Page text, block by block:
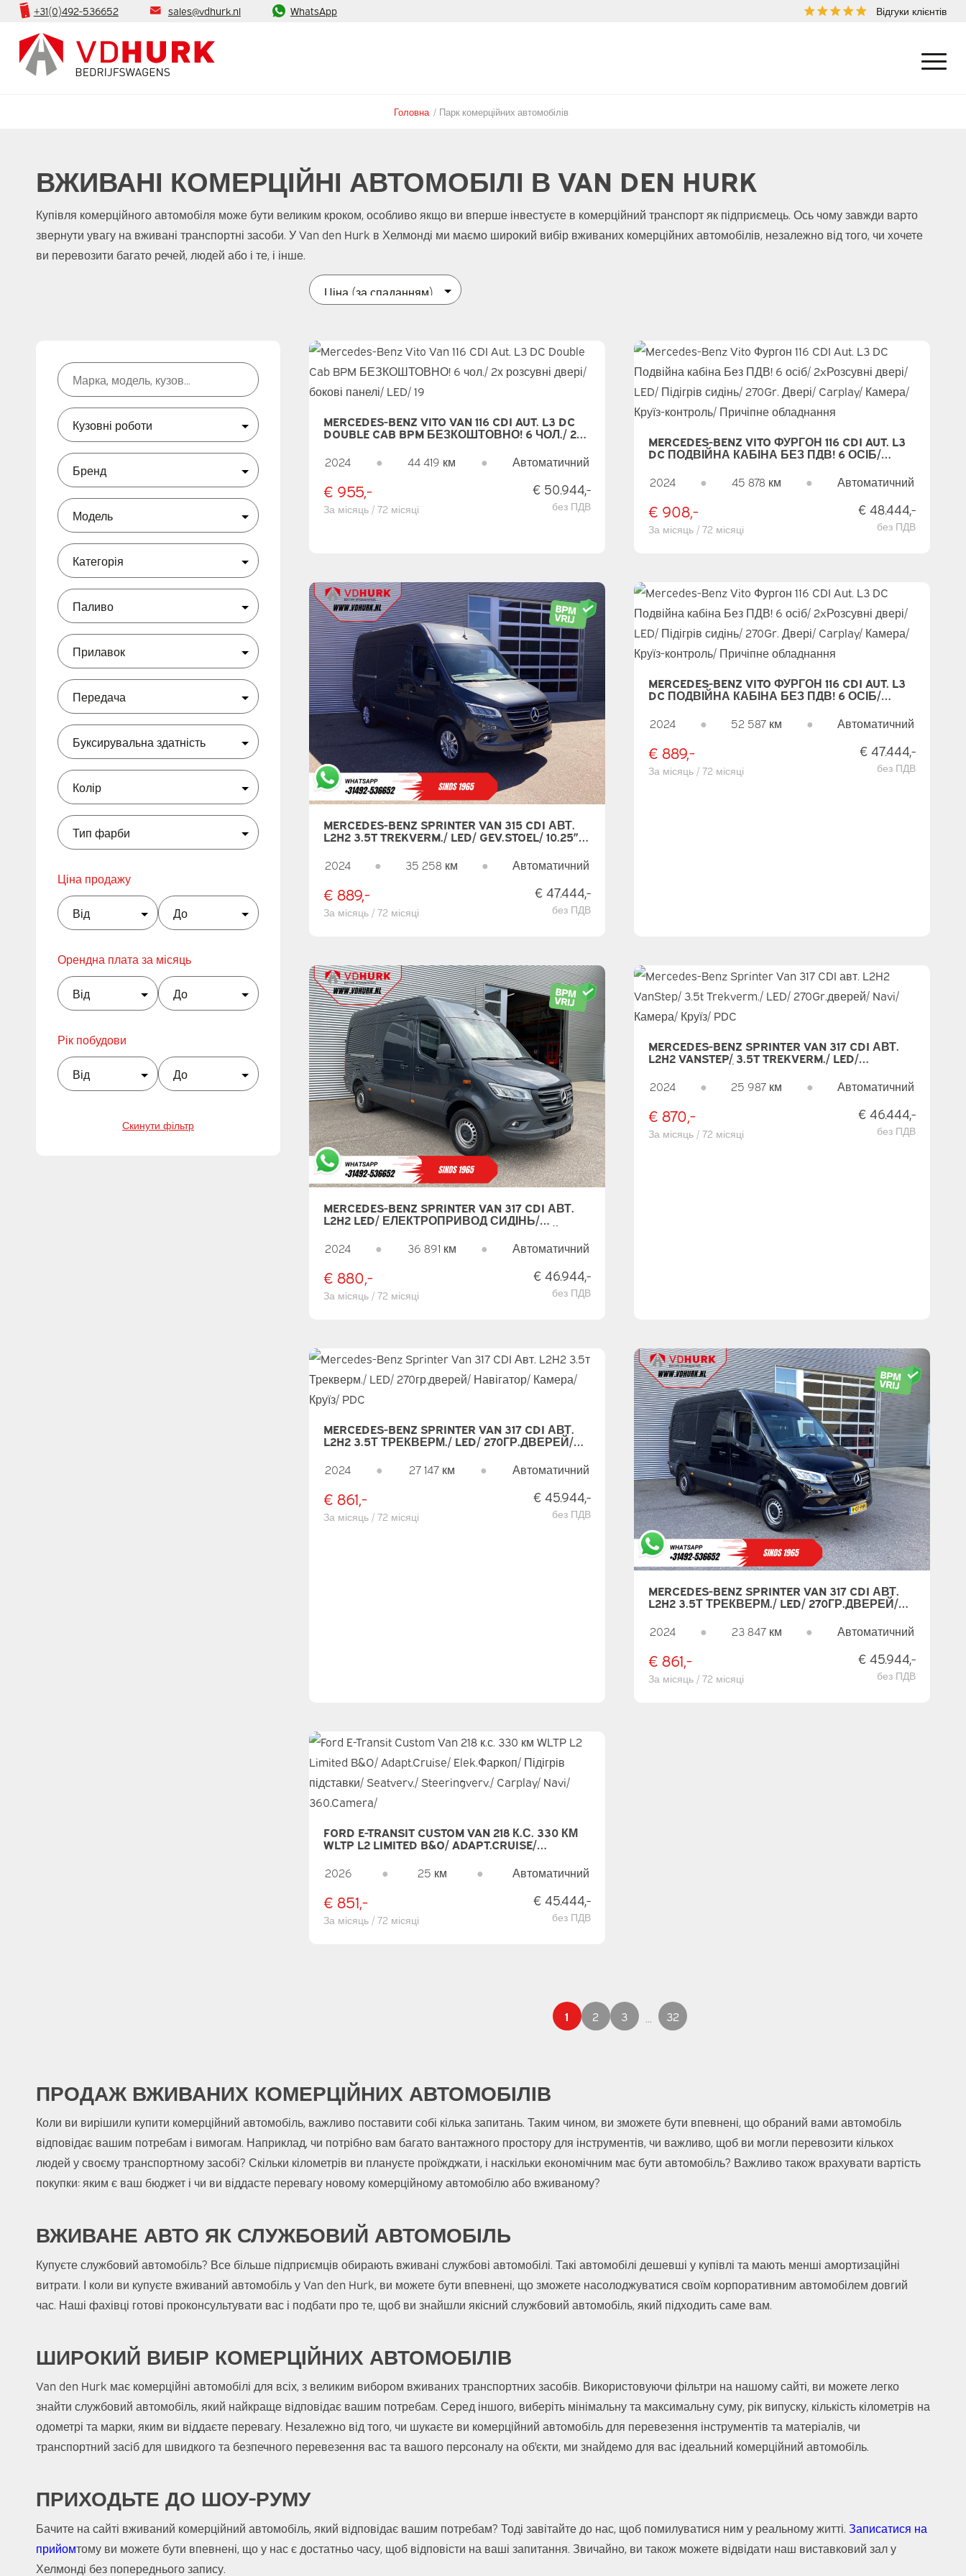
Відгуки клієнтів
+31(0)492-536652 sales@vdhurk.nl WhatsApp
Головна / Парк комерційних автомобілів
ВЖИВАНІ КОМЕРЦІЙНІ АВТОМОБІЛІ В VAN DEN HURK
Купівля комерційного автомобіля може бути великим кроком, особливо якщо ви вперше інвестуєте в комерційний транспорт як підприємець. Ось чому завжди варто
звернути увагу на вживані транспортні засоби. У Van den Hurk в Хелмонді ми маємо широкий вибір вживаних комерційних автомобілів, незалежно від того, чи хочете
ви перевозити багато речей, людей або і те, і інше.
Ціна продажу
Орендна плата за місяць
Рік побудови
Скинути фільтр
MERCEDES-BENZ VITO VAN 116 CDI AUT. L3 DC
DOUBLE CAB BPM БЕЗКОШТОВНО! 6 ЧОЛ./ 2Х
РОЗСУВНІ ДВЕРІ/ БІЧНІ ПАНЕЛІ/ LED/ 19" AMG/
СИДІННЯ/ 270ГРН. ДВЕРІ/ CARPLAY/ Ц.З.
2024 ● 44 419 км ● Автоматичний
€ 955,-
За місяць / 72 місяці
€ 50.944,-
без ПДВ
MERCEDES-BENZ VITO ФУРГОН 116 CDI AUT. L3
DC ПОДВІЙНА КАБІНА БЕЗ ПДВ! 6 ОСІБ/
2XРОЗСУВНІ ДВЕРІ/ LED/ ПІДІГРІВ СИДІНЬ/
270GR. ДВЕРІ/ CARPLAY/ КАМЕРА/ КРУЇЗ-
КОНТРОЛЬ/ ПРИЧІПНЕ ОБЛАДНАННЯ
2024 ● 45 878 км ● Автоматичний
€ 908,-
За місяць / 72 місяці
€ 48.444,-
без ПДВ
MERCEDES-BENZ SPRINTER VAN 315 CDI АВТ.
L2H2 3.5T TREKVERM./ LED/ GEV.STOEL/ 10.25”
MBUX/ КЛІМАТ/ STOELVERW./ CARPLAY/ NAVI/
CRUISE/ КАМЕРА/ PDC/ БУКСИРНИЙ ГАК
2024 ● 35 258 км ● Автоматичний
€ 889,-
За місяць / 72 місяці
€ 47.444,-
без ПДВ
MERCEDES-BENZ VITO ФУРГОН 116 CDI AUT. L3
DC ПОДВІЙНА КАБІНА БЕЗ ПДВ! 6 ОСІБ/
2XРОЗСУВНІ ДВЕРІ/ LED/ ПІДІГРІВ СИДІНЬ/
270GR. ДВЕРІ/ CARPLAY/ КАМЕРА/ КРУЇЗ-
КОНТРОЛЬ/ ПРИЧІПНЕ ОБЛАДНАННЯ
2024 ● 52 587 км ● Автоматичний
€ 889,-
За місяць / 72 місяці
€ 47.444,-
без ПДВ
MERCEDES-BENZ SPRINTER VAN 317 CDI АВТ.
L2H2 LED/ ЕЛЕКТРОПРИВОД СИДІНЬ/
РЕГУЛЬОВАНЕ СИДІННЯ/ 270ГР.ДВЕРЕЙ/
НАВІГАТОР/ КАМЕРА/ КРУЇЗ/ КОНДИЦІОНЕР/
ЦЗП
2024 ● 36 891 км ● Автоматичний
€ 880,-
За місяць / 72 місяці
€ 46.944,-
без ПДВ
MERCEDES-BENZ SPRINTER VAN 317 CDI АВТ.
L2H2 VANSTEP/ 3.5T TREKVERM./ LED/
270GR.ДВЕРЕЙ/ NAVI/ КАМЕРА/ КРУЇЗ/ PDC
2024
● 25 987 км ● Автоматичний
€ 870,-
За місяць / 72 місяці
€ 46.444,-
без ПДВ
MERCEDES-BENZ SPRINTER VAN 317 CDI АВТ.
L2H2 3.5Т ТРЕКВЕРМ./ LED/ 270ГР.ДВЕРЕЙ/
НАВІГАТОР/ КАМЕРА/ КРУЇЗ/ PDC
2024
● 27 147 км ● Автоматичний
€ 861,-
За місяць / 72 місяці
€ 45.944,-
без ПДВ
MERCEDES-BENZ SPRINTER VAN 317 CDI АВТ.
L2H2 3.5Т ТРЕКВЕРМ./ LED/ 270ГР.ДВЕРЕЙ/
НАВІГАТОР/ КАМЕРА/ КРУЇЗ/ PDC
2024
● 23 847 км ● Автоматичний
€ 861,-
За місяць / 72 місяці
€ 45.944,-
без ПДВ
FORD E-TRANSIT CUSTOM VAN 218 К.С. 330 КМ
WLTP L2 LIMITED B&O/ ADAPT.CRUISE/
ELEK.ФАРКОП/ ПІДІГРІВ ПІДСТАВКИ/
SEATVERV./ STEERINGVERV./ CARPLAY/ NAVI/
360.CAMERA/
2026 ● 25 км ● Автоматичний
€ 851,-
За місяць / 72 місяці
€ 45.444,-
без ПДВ
1 2 3 ... 32
ПРОДАЖ ВЖИВАНИХ КОМЕРЦІЙНИХ АВТОМОБІЛІВ
Коли ви вирішили купити комерційний автомобіль, важливо поставити собі кілька запитань. Таким чином, ви зможете бути впевнені, що обраний вами автомобіль
відповідає вашим потребам і вимогам. Наприклад, чи потрібно вам багато вантажного простору для інструментів, чи важливо, щоб ви могли перевозити кількох
людей у своєму транспортному засобі? Скільки кілометрів ви плануєте проїжджати, і наскільки економічним має бути автомобіль? Важливо також врахувати вартість
покупки: яким є ваш бюджет і чи ви віддасте перевагу новому комерційному автомобілю або вживаному?
ВЖИВАНЕ АВТО ЯК СЛУЖБОВИЙ АВТОМОБІЛЬ
Купуєте службовий автомобіль? Все більше підприємців обирають вживані службові автомобілі. Такі автомобілі дешевші у купівлі та мають менші амортизаційні
витрати. І коли ви купуєте вживаний автомобіль у Van den Hurk, ви можете бути впевнені, що зможете насолоджуватися своїм корпоративним автомобілем довгий
час. Наші фахівці готові проконсультувати вас і подбати про те, щоб ви знайшли якісний службовий автомобіль, який підходить саме вам.
ШИРОКИЙ ВИБІР КОМЕРЦІЙНИХ АВТОМОБІЛІВ
Van den Hurk має комерційні автомобілі для всіх, з великим вибором вживаних транспортних засобів. Використовуючи фільтри на нашому сайті, ви можете легко
знайти службовий автомобіль, який найкраще відповідає вашим потребам. Серед іншого, виберіть мінімальну та максимальну суму, рік випуску, кількість кілометрів на
одометрі та марки, яким ви віддаєте перевагу. Незалежно від того, чи шукаєте ви комерційний автомобіль для перевезення інструментів та матеріалів, чи
транспортний засіб для швидкого та безпечного перевезення вас та вашого персоналу на об'єкти, ми знайдемо для вас ідеальний комерційний автомобіль.
ПРИХОДЬТЕ ДО ШОУ-РУМУ
Бачите на сайті вживаний комерційний автомобіль, який відповідає вашим потребам? Тоді завітайте до нас, щоб помилуватися ним у реальному житті. Записатися на
прийомтому ви можете бути впевнені, що у нас є достатньо часу, щоб відповісти на ваші запитання. Звичайно, ви також можете відвідати наш виставковий зал у
Хелмонді без попереднього запису.